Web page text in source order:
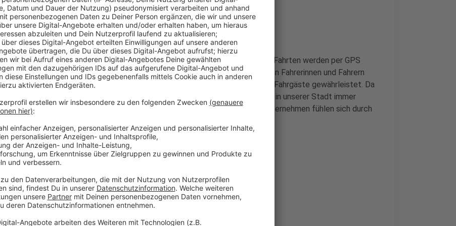
Anzeige
Die Buchung erfolgt per App, die Preise sind transparent und alle Fahrten werden per GPS
getrackt. Im Vergleich dazu punkten Taxis dagegen mit erfahrenen Fahrerinnen und Fahrern
und umfassenden Versicherungen, was zusätzliche Sicherheit für Fahrgäste gewährleistet. Da
Taxis strengen behördlichen Regulierungen unterliegen, wird auch in unserer Stadt immer
wieder über eine Wettbewerbsverzerrung diskutiert. Viele Taxiunternehmen fühlen sich durch
Anzeige
Weitere Infos und Links zum Thema:
Anzeige